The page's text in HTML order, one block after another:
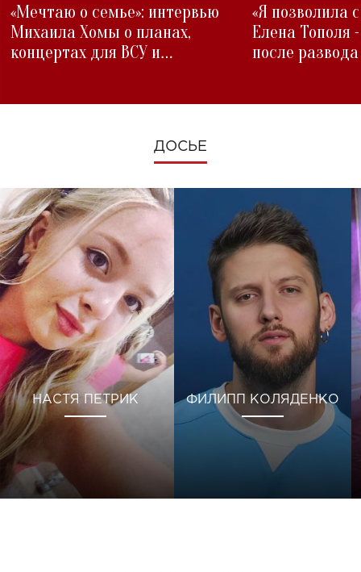
«Мечтаю о семье»: интервью
Михаила Хомы о планах,
концертах для ВСУ и
«Я позволила
Елена Тополя
после развода
ДОСЬЕ
НАСТЯ ПЕТРИК ФИЛИПП КОЛЯДЕНКО